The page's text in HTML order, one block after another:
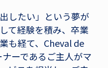
したい」という夢が
て経験を積み、卒業
も経て、Cheval de
ーであるご主人がマ